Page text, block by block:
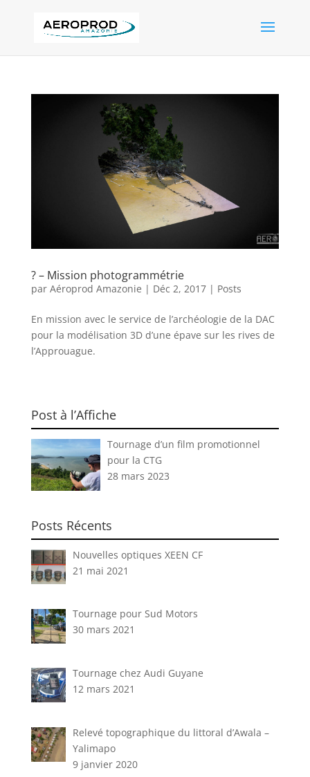
? – Mission photogrammétrie
par Aéroprod Amazonie | Déc 2, 2017| Posts
En mission avec le service de l’archéologie de la DAC
pour la modélisation 3D d’une épave sur les rives de
l’Approuague.
Post à l’Affiche
Tournage d’un film promotionnel
pour la CTG
28 mars 2023
Posts Récents
Nouvelles optiques XEEN CF
21 mai 2021
Tournage pour Sud Motors
30 mars 2021
Tournage chez Audi Guyane
12 mars 2021
Relevé topographique du littoral d’Awala –
Yalimapo
9 janvier 2020